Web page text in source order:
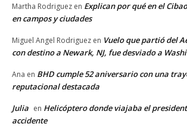
Martha Rodriguez en Explican por qué en el
en campos y ciudades
Miguel Angel Rodriguez en Vuelo que partió del
con destino a Newark, NJ, fue desviado a
Ana en BHD cumple 52 aniversario con una
reputacional destacada
Julia en Helicóptero donde viajaba el
accidente